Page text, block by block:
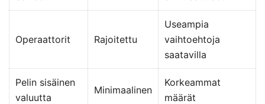
Operaattorit Rajoitettu
Useampia
vaihtoehtoja
saatavilla
Pelin sisäinen
valuutta
Minimaalinen
Korkeammat
määrät